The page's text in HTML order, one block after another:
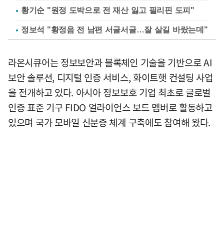
황기순 "원정 도박으로 전 재산 잃고 필리핀 도피"
정보석 "황정음 전 남편 서글서글…잘 살길 바랐는데"
라온시큐어는 정보보안과 블록체인 기술을 기반으로 AI
보안 솔루션, 디지털 인증 서비스, 화이트햇 컨설팅 사업
을 전개하고 있다. 아시아 정보보호 기업 최초로 글로벌
인증 표준 기구 FIDO 얼라이언스 보드 멤버로 활동하고
있으며 국가 모바일 신분증 체계 구축에도 참여해 왔다.